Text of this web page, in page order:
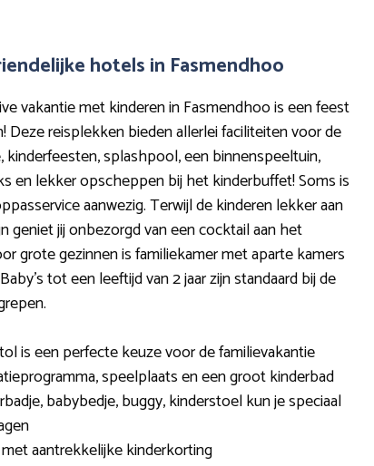
hotels in Fasmendhoo
vakantie met kinderen in Fasmendhoo is een feest
Deze reisplekken bieden allerlei faciliteiten voor de
kinderfeesten, splashpool, een binnenspeeltuin,
en lekker opscheppen bij het kinderbuffet! Soms is
aanwezig. Terwijl de kinderen lekker aan
geniet jij onbezorgd van een cocktail aan het
grote gezinnen is familiekamer met aparte kamers
tot een leeftijd van 2 jaar zijn standaard bij de
is een perfecte keuze voor de familievakantie
speelplaats en een groot kinderbad
babybedje, buggy, kinderstoel kun je speciaal
aantrekkelijke kinderkorting